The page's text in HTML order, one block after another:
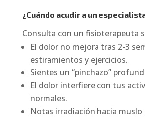
¿Cuándo acudir a un
Consulta con un fisioterapeuta
El dolor no mejora tras 2-3
estiramientos y ejercicios.
Sientes un “pinchazo”
El dolor interfiere con tus
normales.
Notas irradiación hacia muslo